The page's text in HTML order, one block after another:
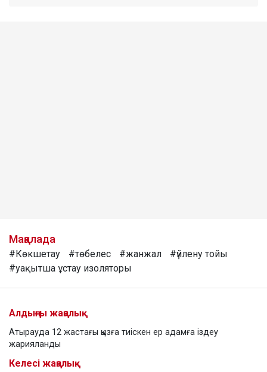
Мақалада
#Көкшетау #төбелес #жанжал
#үйлену тойы
#уақытша ұстау изоляторы
Алдыңғы жаңалық
Атырауда 12 жастағы қызға тиіскен ер адамға іздеу
жарияланды
Келесі жаңалық